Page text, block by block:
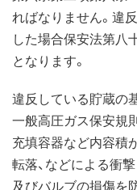
ればなりません。違
した場合保安法第八
となります。
違反している貯蔵の
一般高圧ガス保安規
充填容器など内容積
転落、などによる衝撃
及びバルブの損傷を